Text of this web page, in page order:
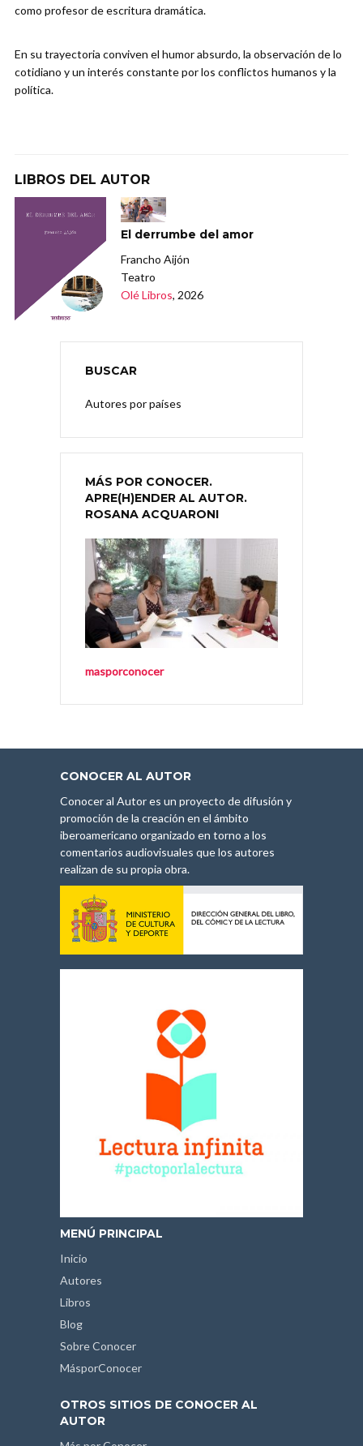
como profesor de escritura dramática.
En su trayectoria conviven el humor absurdo, la observación de lo
cotidiano y un interés constante por los conflictos humanos y la
política.
LIBROS DEL AUTOR
El derrumbe del amor
Francho Aijón
Teatro
Olé Libros, 2026
BUSCAR
Autores por países
MÁS POR CONOCER.
APRE(H)ENDER AL AUTOR.
ROSANA ACQUARONI
masporconocer
CONOCER AL AUTOR
Conocer al Autor es un proyecto de difusión y
promoción de la creación en el ámbito
iberoamericano organizado en torno a los
comentarios audiovisuales que los autores
realizan de su propia obra.
MENÚ PRINCIPAL
Inicio
Autores
Libros
Blog
Sobre Conocer
MásporConocer
OTROS SITIOS DE CONOCER AL
AUTOR